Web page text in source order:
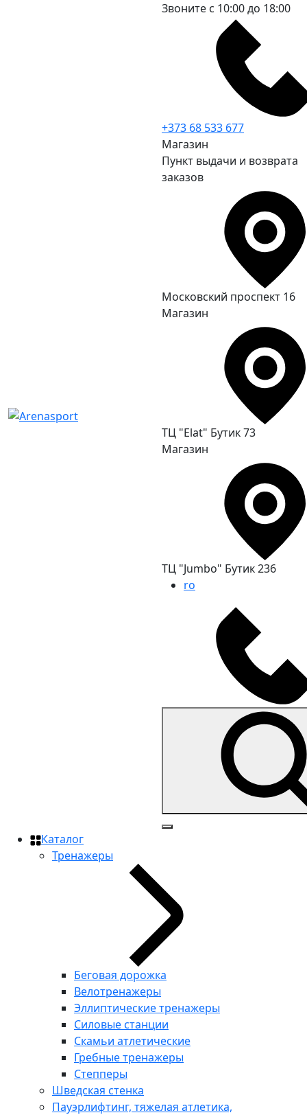
Звоните с 10:00 до 18:00
+373 68 533 677
Магазин
Пункт выдачи и возврата
заказов
Московский проспект 16
Магазин
ТЦ "Elat" Бутик 73
Магазин
ТЦ "Jumbo" Бутик 236
ro
Каталог
Тренажеры
Беговая дорожка
Велотренажеры
Эллиптические тренажеры
Силовые станции
Скамьи атлетические
Гребные тренажеры
Степперы
Шведская стенка
Пауэрлифтинг, тяжелая атлетика,